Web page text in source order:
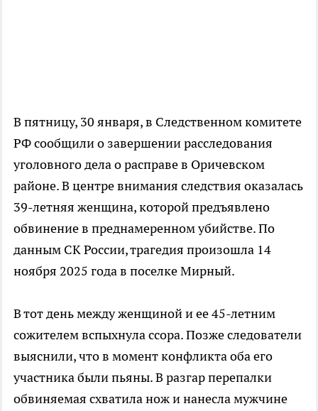
В пятницу, 30 января, в Следственном комитете
РФ сообщили о завершении расследования
уголовного дела о расправе в Оричевском
районе. В центре внимания следствия оказалась
39-летняя женщина, которой предъявлено
обвинение в преднамеренном убийстве. По
данным СК России, трагедия произошла 14
ноября 2025 года в поселке Мирный.
В тот день между женщиной и ее 45-летним
сожителем вспыхнула ссора. Позже следователи
выяснили, что в момент конфликта оба его
участника были пьяны. В разгар перепалки
обвиняемая схватила нож и нанесла мужчине